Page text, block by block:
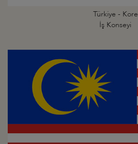
Türkiye - Kore
İş Konseyi